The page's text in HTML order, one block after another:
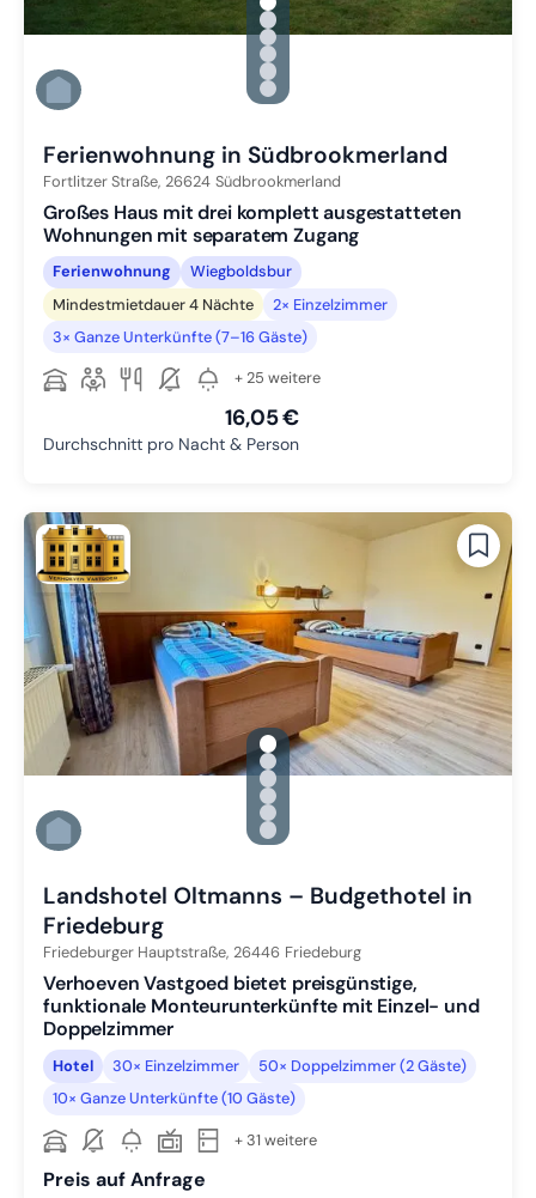
gallery.slide_selector
Zu Slide 1 wechseln
Zu Slide 2 wechseln
Zu Slide 3 wechseln
Zu Slide 4 wechseln
Zu Slide 5 wechseln
Zu Slide 6 wechseln
Ferienwohnung in Südbrookmerland
Fortlitzer Straße, 26624 Südbrookmerland
Großes Haus mit drei komplett ausgestatteten
Wohnungen mit separatem Zugang
Ferienwohnung
Wiegboldsbur
Mindestmietdauer 4 Nächte
2× Einzelzimmer
3× Ganze Unterkünfte (7–16 Gäste)
+ 25 weitere
16,05 €
Durchschnitt pro Nacht & Person
gallery.slide_selector
Zu Slide 1 wechseln
Zu Slide 2 wechseln
Zu Slide 3 wechseln
Zu Slide 4 wechseln
Zu Slide 5 wechseln
Zu Slide 6 wechseln
Landshotel Oltmanns – Budgethotel in
Friedeburg
Friedeburger Hauptstraße, 26446 Friedeburg
Verhoeven Vastgoed bietet preisgünstige,
funktionale Monteurunterkünfte mit Einzel- und
Doppelzimmer
Hotel 30× Einzelzimmer
50× Doppelzimmer (2 Gäste)
10× Ganze Unterkünfte (10 Gäste)
+ 31 weitere
Preis auf Anfrage